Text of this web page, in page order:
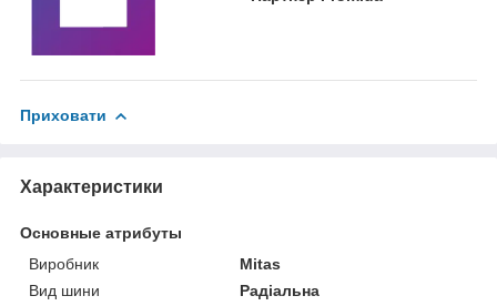
Приховати
Характеристики
Основные атрибуты
Виробник
Mitas
Вид шини
Радіальна